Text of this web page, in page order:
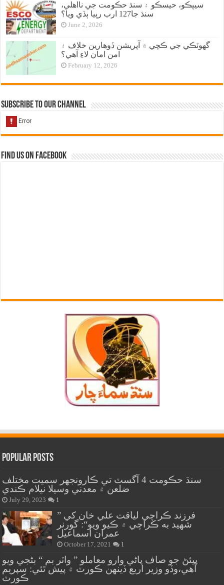
سيپڪو، حيسڪو ۽ سنڌ حڪومت جي نااهلي،
سنڌ جا127 ارب رپيا ٻڏي ويا؟
June 2, 2026
گهوٽڪي جي ڪچي ۾ آپريشن ڏوهارين خلاف ۽
امن امان لاءِ آهي؟
February 12, 2026
Subscribe to our Channel
Find us on Facebook
Popular Posts
سنڌ حڪومت 4 آگسٽ تي ڪارونجهر سميت مختلف
ضلعن ۾ معدني وسيلا نيلام ڪندي
July 29, 2023 1
” فرزند ڪراچي لياقت علي خان کي
شهيد به ڪراچي ۾ ڪيو ويو“: گورنر
عمران اسماعيل
October 17, 2021 1
پيئڻ جو صاف پاڻي وارو معاملو ” واٽر بم “ بڻجي ويو
آهي،وڏو وزير اربع ڏينهن ڪورٽ ۾ پيش ٿئي: سپريم
ڪورٽ